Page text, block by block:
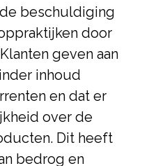
beschuldiging
door
geven aan
inhoud
en dat er
over de
Dit heeft
bedrog en